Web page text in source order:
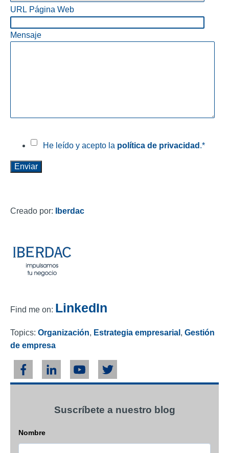
URL Página Web
Mensaje
He leído y acepto la política de privacidad .*
Creado por: Iberdac
Find me on: LinkedIn
Topics: Organización, Estrategia empresarial , Gestión
de empresa
Suscríbete a nuestro blog
Nombre